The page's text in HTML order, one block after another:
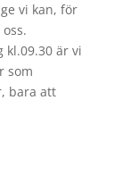
vi kan, för
kl.09.30 är vi
som
bara att